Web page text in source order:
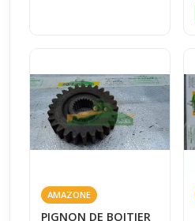
AMAZONE
PIGNON DE BOITIER